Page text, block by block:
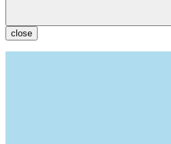
close